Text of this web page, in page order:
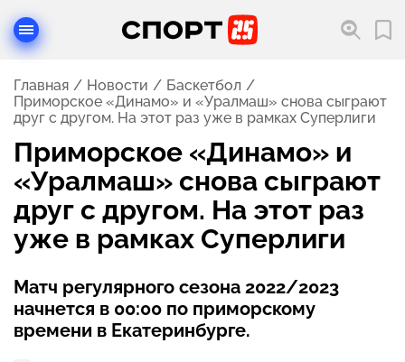
Главная Новости
Баскетбол
Приморское «Динамо» и «Уралмаш» снова сыграют
друг с другом. На этот раз уже в рамках Суперлиги
Приморское «Динамо» и
«Уралмаш» снова сыграют
друг с другом. На этот раз
уже в рамках Суперлиги
Матч регулярного сезона 2022/2023
начнется в 00:00 по приморскому
времени в Екатеринбурге.